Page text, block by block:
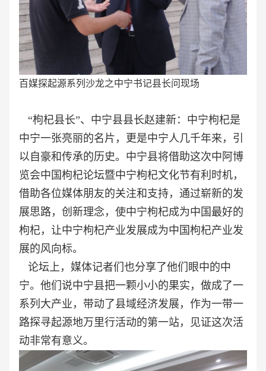
百媒探起源系列沙龙之中宁书记县长问现场
“枸杞县长”、中宁县县长赵建新：中宁枸杞是
中宁一张亮丽的名片，更是中宁人几千年来，引
以自豪和传承的历史。中宁县将借助这次中阿博
览会中国枸杞论坛暨中宁枸杞文化节有利时机，
借助各位媒体朋友的关注和支持，通过崭新的发
展思路，创新理念，使中宁枸杞成为中国最好的
枸杞，让中宁枸杞产业发展成为中国枸杞产业发
展的风向标。
论坛上，媒体记者们也分享了他们眼中的中
宁。他们说中宁县把一颗小小的果实，做成了一
系列大产业，带动了县域经济发展，作为一带一
路探寻起源地万里行活动的第一站，见证这次活
动非常有意义。